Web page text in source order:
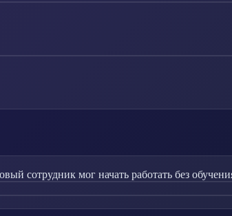
сотрудник мог начать работать без